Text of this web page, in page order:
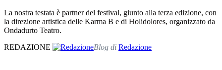
La nostra testata è partner del festival, giunto alla terza edizione, con
la direzione artistica delle Karma B e di Holidolores, organizzato da
Ondadurto Teatro.
REDAZIONE
Blog di Redazione